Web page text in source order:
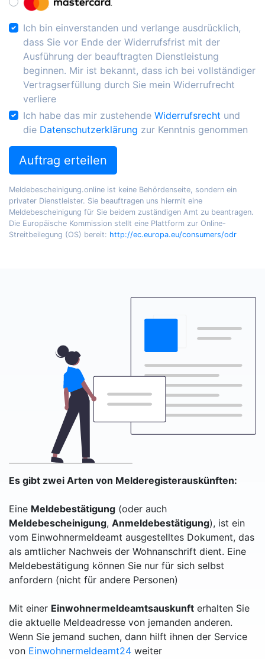
Ich bin einverstanden und verlange ausdrücklich,
dass Sie vor Ende der Widerrufsfrist mit der
Ausführung der beauftragten Dienstleistung
beginnen. Mir ist bekannt, dass ich bei vollständiger
Vertragserfüllung durch Sie mein Widerrufrecht
verliere
Ich habe das mir zustehende Widerrufsrecht und
die Datenschutzerklärung zur Kenntnis genommen
Auftrag erteilen
Meldebescheinigung.online ist keine Behördenseite, sondern ein
privater Dienstleister. Sie beauftragen uns hiermit eine
Meldebescheinigung für Sie beidem zuständigen Amt zu beantragen.
Die Europäische Kommission stellt eine Plattform zur Online-
Streitbeilegung (OS) bereit: http://ec.europa.eu/consumers/odr
Es gibt zwei Arten von Melderegisterauskünften:
Eine Meldebestätigung (oder auch
Meldebescheinigung, Anmeldebestätigung), ist ein
vom Einwohnermeldeamt ausgestelltes Dokument, das
als amtlicher Nachweis der Wohnanschrift dient. Eine
Meldebestätigung können Sie nur für sich selbst
anfordern (nicht für andere Personen)
Mit einer Einwohnermeldeamtsauskunft erhalten Sie
die aktuelle Meldeadresse von jemanden anderen.
Wenn Sie jemand suchen, dann hilft ihnen der Service
von Einwohnermeldeamt24 weiter